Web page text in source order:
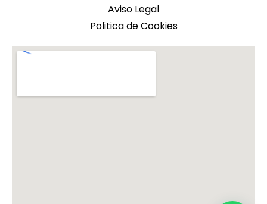
Aviso Legal
Politica de Cookies